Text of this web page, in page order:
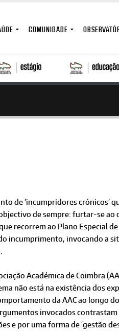
COMUNIDADE
de ‘incumpridores crónicos’
de sempre: furtar-se ao
recorrem ao Plano Especial
incumprimento, invocando a
Académica de Coimbra
não está na existência dos
da AAC ao longo
invocados
e por uma forma de ‘gestão